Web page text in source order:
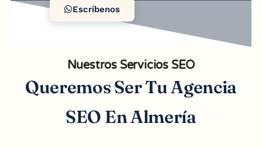
Escríbenos
Nuestros Servicios SEO
Queremos Ser Tu Agencia
SEO En Almería